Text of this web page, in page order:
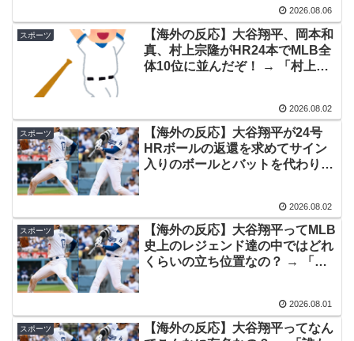
なら日本だけではなく韓国の医療関係者も同じように行
動したはずだ」【熊本地震】
外国人「親子丼という日本の料理の直訳を知ってしまっ
た…」
海外「いいパンチだった」超大物YouYuberが伝説のボク
サーマイク・タイソンにパンチを食らうｗｗ
▶ 海外「凄すぎる！」折り紙と並ぶあの日本の偉大な発明
に海外がびっくり仰天
▶ 海外「プレミアのレベルか？」ブライトンが上田綺世の
獲得に動き出して海外大騒ぎ！（海外の反応）
▶ ヒロアカの葉隠ちゃんって透明なうんこするの？
▶ 【海外の反応】“新タナスコ”のディアスが地雷すぎる件
「大谷と山本だけしかまともな契約がない…」
▶ 海外「日本人はなんて気高いんだ！」 英高級紙も驚愕し
た極限の中の日本人の姿に世界が衝撃
もない選手だっただろうな」「や
ろうと思えば二刀流をできるポテ
ンシャルを持っていてもアメリカ
のシステムが許さないんだよな」
2026.08.06
スポーツ
【海外の反応】大谷翔平、岡本和
真、村上宗隆がHR24本でMLB全
体10位に並んだぞ！ → 「村上の
2026.08.02
スポーツ
【海外の反応】大谷翔平が24号
HRボールの返還を求めてサイン
入りのボールとバットを代わりに
うな」「大谷は字までキレイなの
かよ」
2026.08.02
スポーツ
【海外の反応】大谷翔平ってMLB
史上のレジェンド達の中ではどれ
くらいの立ち位置なの？ → 「現
2026.08.01
スポーツ
【海外の反応】大谷翔平ってなん